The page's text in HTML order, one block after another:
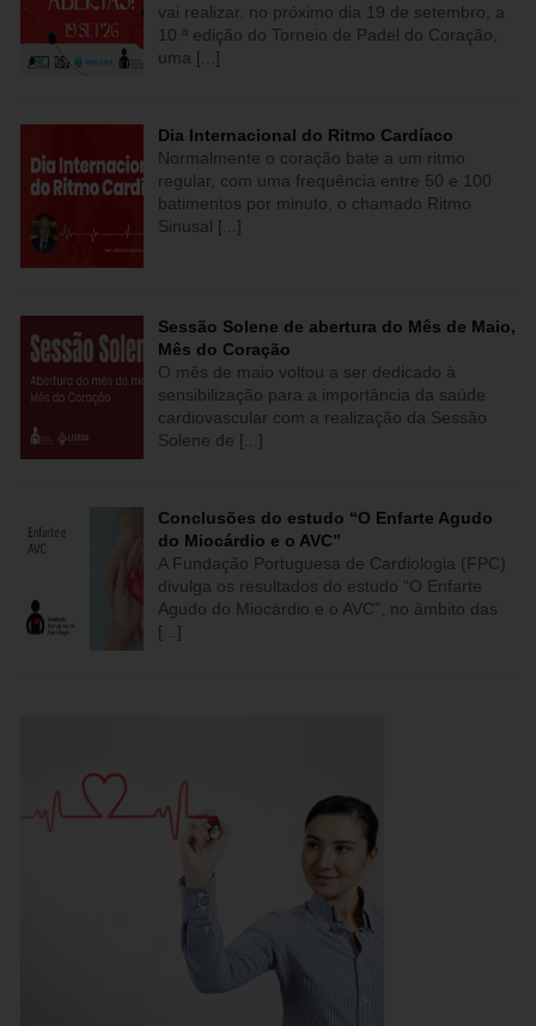
vai realizar, no próximo dia 19 de setembro, a
10.ª edição do Torneio de Padel do Coração,
uma [...]
Dia Internacional do Ritmo Cardíaco
Normalmente o coração bate a um ritmo
regular, com uma frequência entre 50 e 100
batimentos por minuto, o chamado Ritmo
Sinusal [...]
Sessão Solene de abertura do Mês de Maio,
Mês do Coração
O mês de maio voltou a ser dedicado à
sensibilização para a importância da saúde
cardiovascular com a realização da Sessão
Solene de [...]
Conclusões do estudo “O Enfarte Agudo
do Miocárdio e o AVC”
A Fundação Portuguesa de Cardiologia (FPC)
divulga os resultados do estudo “O Enfarte
Agudo do Miocárdio e o AVC”, no âmbito das
[...]